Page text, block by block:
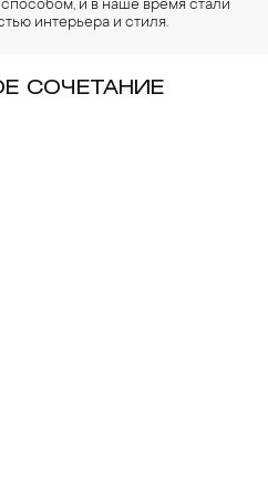
и в наше время стали
интерьера и стиля.
СОЧЕТАНИЕ